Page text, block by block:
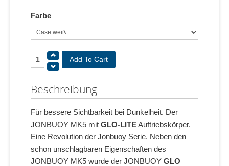
Farbe
Beschreibung
Für bessere Sichtbarkeit bei Dunkelheit. Der
JONBUOY MK5 mit GLO-LITEAuftriebskörper.
Eine Revolution der Jonbuoy Serie. Neben den
schon unschlagbaren Eigenschaften des
JONBUOY MK5 wurde der JONBUOY GLO